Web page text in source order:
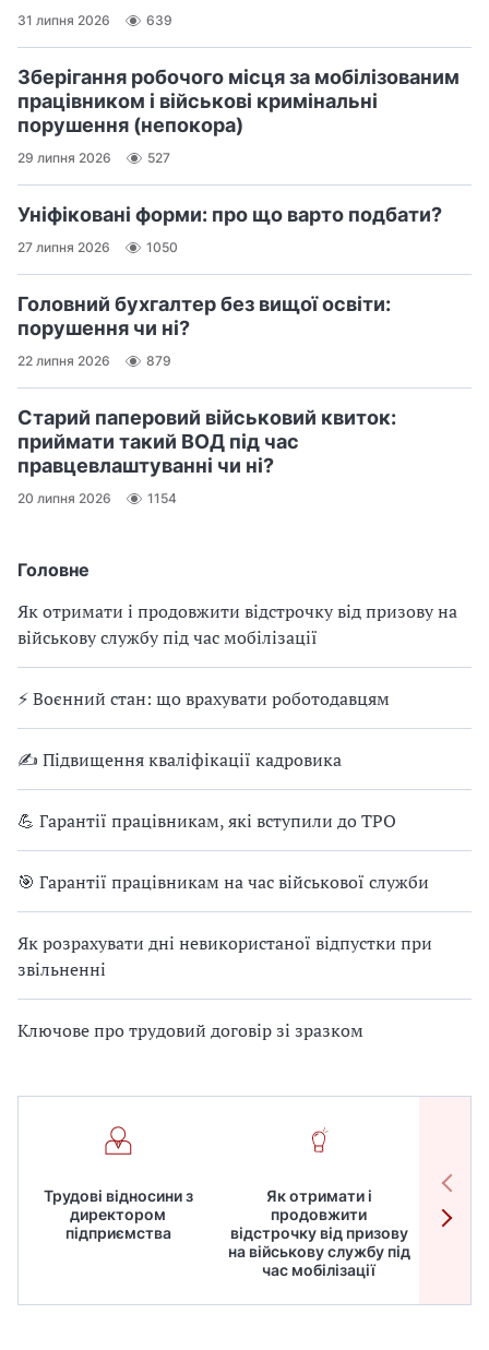
Головне
Як отримати і продовжити відстрочку від призову на
військову службу під час мобілізації
⚡ Воєнний стан: що врахувати роботодавцям
✍ Підвищення кваліфікації кадровика
💪 Гарантії працівникам, які вступили до ТРО
🎯 Гарантії працівникам на час військової служби
Як розрахувати дні невикористаної відпустки при
звільненні
Ключове про трудовий договір зі зразком
Трудові відносини з
директором
підприємства
Як отримати і
продовжити
відстрочку від призову
на військову службу під
час мобілізації
31 липня 2026 639
Зберігання робочого місця за мобілізованим
працівником і військові кримінальні
порушення (непокора)
29 липня 2026 527
Уніфіковані форми: про що варто подбати?
27 липня 2026 1050
Головний бухгалтер без вищої освіти:
порушення чи ні?
22 липня 2026 879
Старий паперовий військовий квиток:
приймати такий ВОД під час
правцевлаштуванні чи ні?
20 липня 2026 1154